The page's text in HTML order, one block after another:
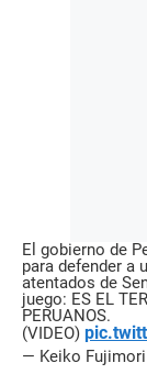
El gobierno de
para defender a
atentados de
juego: ES EL
PERUANOS.
(VIDEO)
— Keiko